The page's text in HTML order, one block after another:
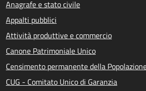
Anagrafe e stato civile
Appalti pubblici
Attività produttive e commercio
Canone Patrimoniale Unico
Censimento permanente della
CUG - Comitato Unico di Garanzia